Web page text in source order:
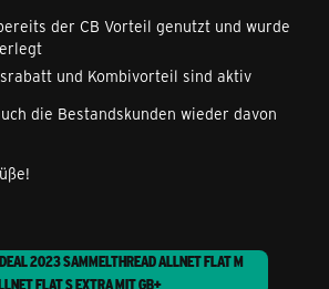
der CB Vorteil genutzt und wurde
und Kombivorteil sind aktiv
die Bestandskunden wieder davon
2023 SAMMELTHREAD ALLNET FLAT M
FLAT S EXTRA MIT GB+